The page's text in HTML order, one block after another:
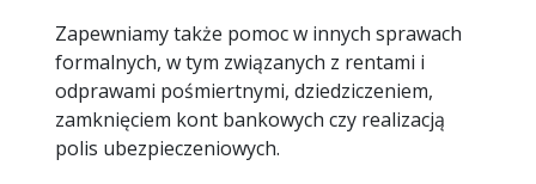
Zapewniamy także pomoc w innych sprawach
formalnych, w tym związanych z rentami i
odprawami pośmiertnymi, dziedziczeniem,
zamknięciem kont bankowych czy realizacją
polis ubezpieczeniowych.